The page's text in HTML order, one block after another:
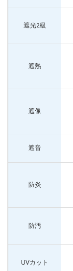
遮光2級
遮熱
遮像
遮音
防炎
防汚
UVカット